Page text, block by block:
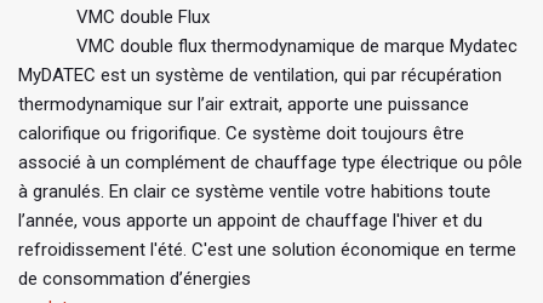
VMC double Flux
VMC double flux thermodynamique de marque Mydatec
MyDATEC est un système de ventilation, qui par récupération
thermodynamique sur l’air extrait, apporte une puissance
calorifique ou frigorifique. Ce système doit toujours être
associé à un complément de chauffage type électrique ou pôle
à granulés. En clair ce système ventile votre habitions toute
l’année, vous apporte un appoint de chauffage l'hiver et du
refroidissement l'été. C'est une solution économique en terme
de consommation d’énergies